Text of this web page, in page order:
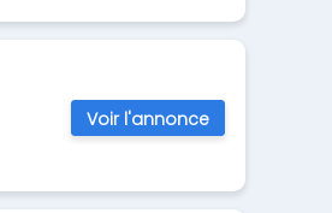
Voir l'annonce